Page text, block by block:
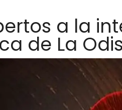
a la
de La